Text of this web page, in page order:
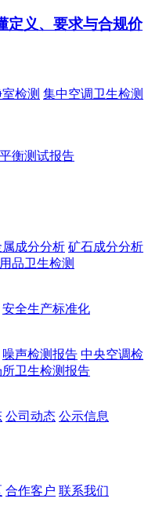
定义、要求与合规价
检测 集中空调卫生检测
衡测试报告
属成分分析 矿石成分分析
品卫生检测
安全生产标准化
噪声检测报告 中央空调检
卫生检测报告
公司动态 公示信息
合作客户 联系我们